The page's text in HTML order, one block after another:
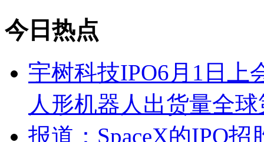
今日热点
宇树科技IPO6月1日上
人形机器人出货量全
报道：SpaceX的IPO